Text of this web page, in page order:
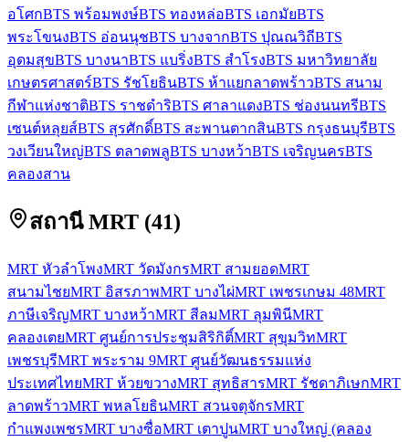
อโศกBTS พร้อมพงษ์BTS ทองหล่อBTS เอกมัยBTS
พระโขนงBTS อ่อนนุชBTS บางจากBTS ปุณณวิถีBTS
อุดมสุขBTS บางนาBTS แบริ่งBTS สำโรงBTS มหาวิทยาลัย
เกษตรศาสตร์BTS รัชโยธินBTS ห้าแยกลาดพร้าวBTS สนาม
กีฬาแห่งชาติBTS ราชดำริBTS ศาลาแดงBTS ช่องนนทรีBTS
เซนต์หลุยส์BTS สุรศักดิ์BTS สะพานตากสินBTS กรุงธนบุรีBTS
วงเวียนใหญ่BTS ตลาดพลูBTS บางหว้าBTS เจริญนครBTS
คลองสาน
สถานี MRT (41)
MRT หัวลำโพงMRT วัดมังกรMRT สามยอดMRT
สนามไชยMRT อิสรภาพMRT บางไผ่MRT เพชรเกษม 48MRT
ภาษีเจริญMRT บางหว้าMRT สีลมMRT ลุมพินีMRT
คลองเตยMRT ศูนย์การประชุมสิริกิติ์MRT สุขุมวิทMRT
เพชรบุรีMRT พระราม 9MRT ศูนย์วัฒนธรรมแห่ง
ประเทศไทยMRT ห้วยขวางMRT สุทธิสารMRT รัชดาภิเษกMRT
ลาดพร้าวMRT พหลโยธินMRT สวนจตุจักรMRT
กำแพงเพชรMRT บางซื่อMRT เตาปูนMRT บางใหญ่ (คลอง